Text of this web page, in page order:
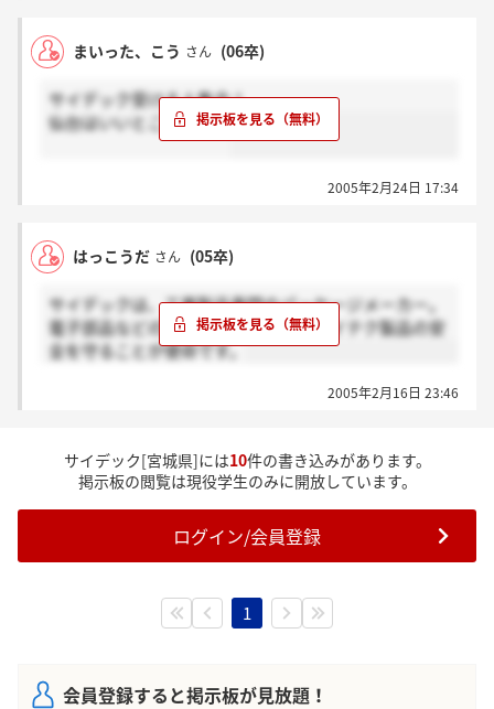
まいった、こう さん (06卒)
サイデック受ける人集合！
仙台はいいところだよ。
2005年2月24日 17:34
はっこうだ さん (05卒)
サイデックは、工業製品専門のパッケージメーカー。
電子部品などの精密でデリケートなハイテク製品の安
全を守ることが使命です。
2005年2月16日 23:46
サイデック[宮城県]には10件の書き込みがあります。
掲示板の閲覧は現役学生のみに開放しています。
ログイン/会員登録
1
会員登録すると掲示板が見放題！